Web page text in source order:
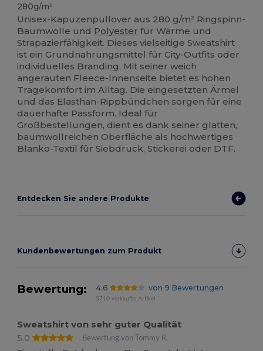
280g/m²
Unisex-Kapuzenpullover aus 280 g/m² Ringspinn-
Baumwolle und Polyester für Wärme und
Strapazierfähigkeit. Dieses vielseitige Sweatshirt
ist ein Grundnahrungsmittel für City-Outfits oder
individuelles Branding. Mit seiner weich
angerauten Fleece-Innenseite bietet es hohen
Tragekomfort im Alltag. Die eingesetzten Ärmel
und das Elasthan-Rippbündchen sorgen für eine
dauerhafte Passform. Ideal für
Großbestellungen, dient es dank seiner glatten,
baumwollreichen Oberfläche als hochwertiges
Blanko-Textil für Siebdruck, Stickerei oder DTF.
Entdecken Sie andere Produkte
Kundenbewertungen zum Produkt
Bewertung: 4.6 von 9 Bewertungen
3710 verkaufte Artikel
Sweatshirt von sehr guter Qualität
5.0
Bewertung von Tommy R.